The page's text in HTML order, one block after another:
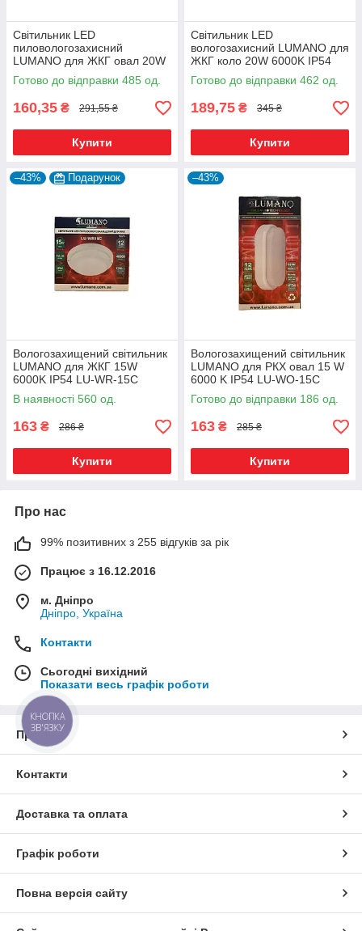
Світильник LED
пиловологозахисний
LUMANO для ЖКГ овал 20W
6000K IP54 LU-WO-20C
(270*143*70 мм)
Готово до відправки 485 од.
160,35 ₴ 291,55 ₴
Купити
Світильник LED
вологозахисний LUMANO для
ЖКГ коло 20W 6000K IP54
LU-WR-20C (175*38 мм)
Готово до відправки 462 од.
189,75 ₴ 345 ₴
Купити
–43% Подарунок
Вологозахищений світильник
LUMANO для ЖКГ 15W
6000K IP54 LU-WR-15C
В наявності 560 од.
163 ₴ 286 ₴
Купити
–43%
Вологозахищений світильник
LUMANO для РКХ овал 15 W
6000 K IP54 LU-WO-15C
(214*112*65 мм)
Готово до відправки 186 од.
163 ₴ 285 ₴
Купити
Про нас
99% позитивних з 255 відгуків за рік
Працює з 16.12.2016
м. Дніпро
Дніпро, Україна
Контакти
Сьогодні вихідний
Показати весь графік роботи
Про нас
Контакти
Доставка та оплата
Графік роботи
Повна версія сайту
КНОПКА
ЗВ'ЯЗКУ